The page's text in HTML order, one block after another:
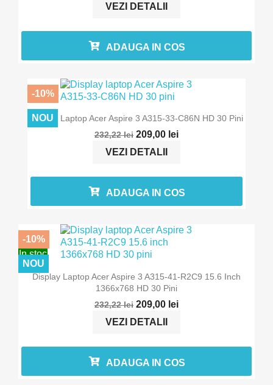
VEZI DETALII
ADAUGA IN COS
In stoc
Display Laptop Acer Aspire 3 A315-33-C86N HD 30 Pini
232,22 lei 209,00 lei
VEZI DETALII
-10%
NOU
ADAUGA IN COS
In stoc
Display Laptop Acer Aspire 3 A315-41-R2C9 15.6 Inch
1366x768 HD 30 Pini
232,22 lei 209,00 lei
VEZI DETALII
-10%
NOU
ADAUGA IN COS